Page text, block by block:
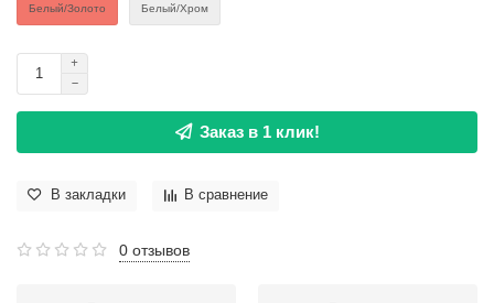
Белый/Золото Белый/Хром
Заказ в 1 клик!
В закладки В сравнение
0 отзывов